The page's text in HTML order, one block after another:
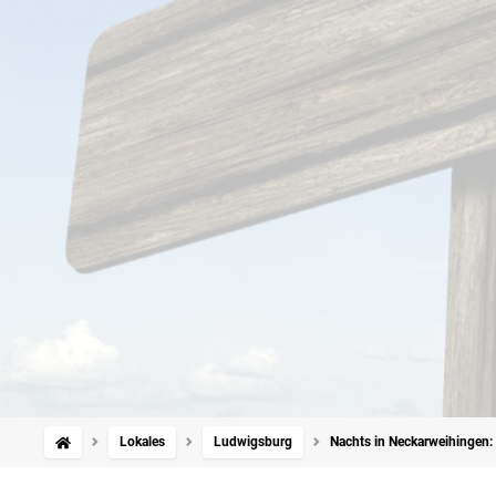
Lokales Ludwigsburg Nachts in